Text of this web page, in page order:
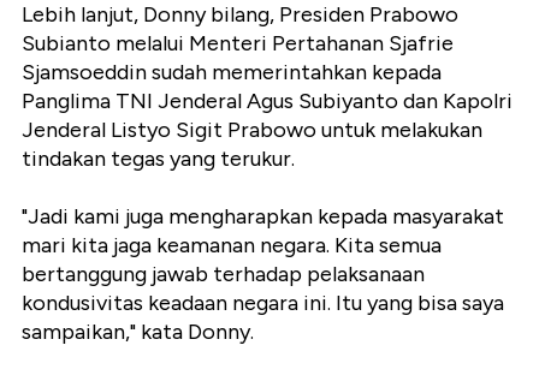
Lebih lanjut, Donny bilang, Presiden Prabowo
Subianto melalui Menteri Pertahanan Sjafrie
Sjamsoeddin sudah memerintahkan kepada
Panglima TNI Jenderal Agus Subiyanto dan Kapolri
Jenderal Listyo Sigit Prabowo untuk melakukan
tindakan tegas yang terukur.
"Jadi kami juga mengharapkan kepada masyarakat
mari kita jaga keamanan negara. Kita semua
bertanggung jawab terhadap pelaksanaan
kondusivitas keadaan negara ini. Itu yang bisa saya
sampaikan," kata Donny.